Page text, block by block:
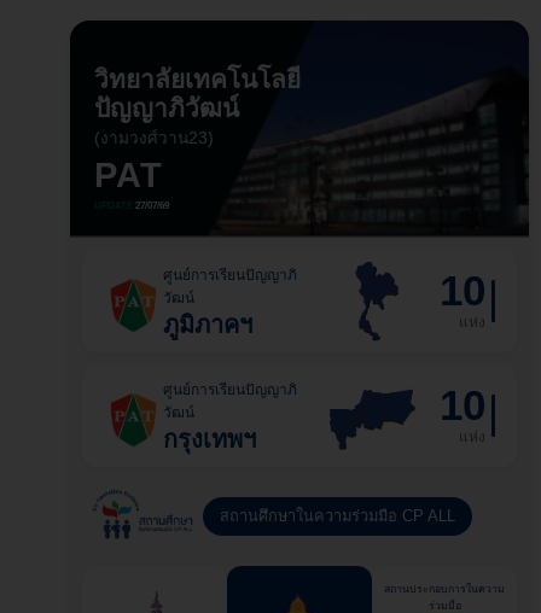
วิทยาลัยเทคโนโลยี
ปัญญาภิวัฒน์
(งามวงศ์วาน23)
PAT
27/07/69
ศูนย์การเรียนปัญญาภิ
วัฒน์
ภูมิภาคฯ
10
แห่ง
ศูนย์การเรียนปัญญาภิ
วัฒน์
กรุงเทพฯ
10
แห่ง
สถานศึกษาในความร่วมมือ CP ALL
สถานประกอบการในความ
ร่วมมือ